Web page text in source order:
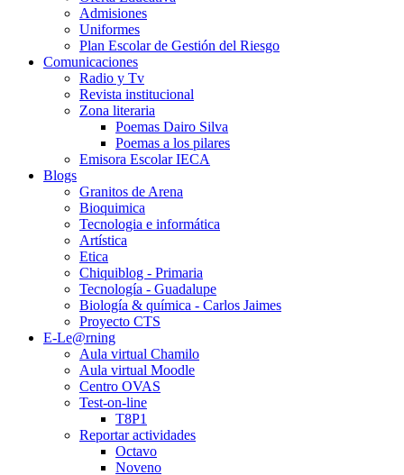
Admisiones
Uniformes
Plan Escolar de Gestión del Riesgo
Comunicaciones
Radio y Tv
Revista institucional
Zona literaria
Poemas Dairo Silva
Poemas a los pilares
Emisora Escolar IECA
Blogs
Granitos de Arena
Bioquimica
Tecnologia e informática
Artística
Etica
Chiquiblog - Primaria
Tecnología - Guadalupe
Biología & química - Carlos Jaimes
Proyecto CTS
E-Le@rning
Aula virtual Chamilo
Aula virtual Moodle
Centro OVAS
Test-on-line
T8P1
Reportar actividades
Octavo
Noveno